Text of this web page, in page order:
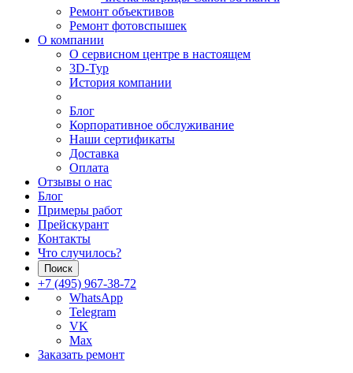
Ремонт объективов
Ремонт фотовспышек
О компании
О сервисном центре в настоящем
3D-Тур
История компании
Блог
Корпоративное обслуживание
Наши сертификаты
Доставка
Оплата
Отзывы о нас
Блог
Примеры работ
Прейскурант
Контакты
Что случилось?
Поиск
+7 (495) 967-38-72
WhatsApp
Telegram
VK
Max
Заказать ремонт